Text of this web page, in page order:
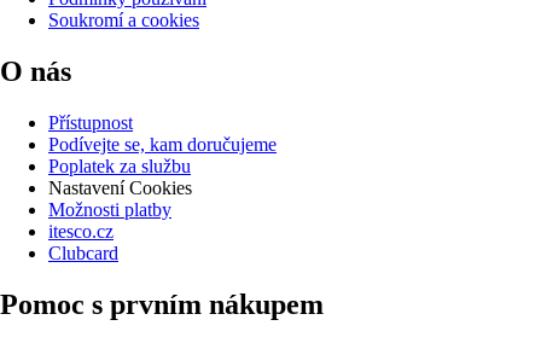
Soukromí a cookies
O nás
Přístupnost
Podívejte se, kam doručujeme
Poplatek za službu
Nastavení Cookies
Možnosti platby
itesco.cz
Clubcard
Pomoc s prvním nákupem